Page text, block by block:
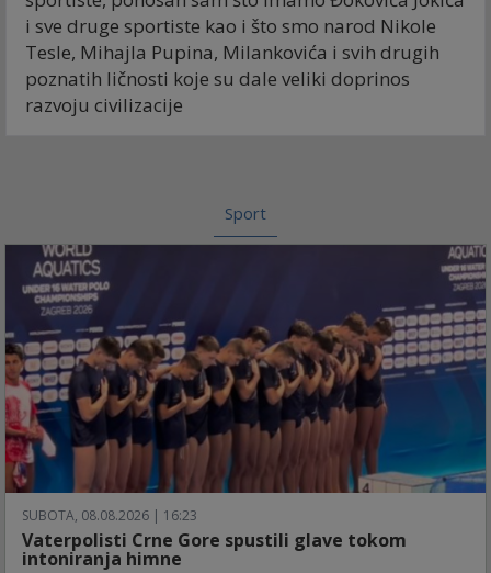
i sve druge sportiste kao i što smo narod Nikole
Tesle, Mihajla Pupina, Milankovića i svih drugih
poznatih ličnosti koje su dale veliki doprinos
razvoju civilizacije
Sport
SUBOTA, 08.08.2026 | 16:23
Vaterpolisti Crne Gore spustili glave tokom
intoniranja himne